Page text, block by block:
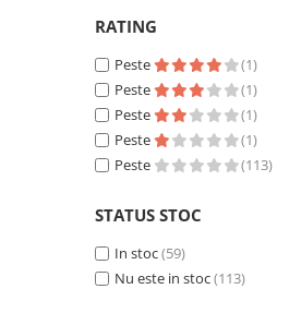
RATING
Peste
(1)
Peste
(1)
Peste
(1)
Peste
(1)
Peste
(113)
STATUS STOC
In stoc(59)
Nu este in stoc(113)